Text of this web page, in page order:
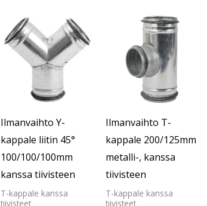
Ilmanvaihto Y-
kappale liitin 45°
100/100/100mm
kanssa tiivisteen
T-kappale kanssa
tiivisteet
Ilmanvaihto T-
kappale 200/125mm
metalli-, kanssa
tiivisteen
T-kappale kanssa
tiivisteet